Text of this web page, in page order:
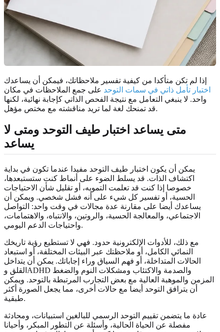
إذا لم تكن متأكدا من كيفية تفسير ملاحظاتك، فيمكن أن يساعدك
اختبار تأمل ذاتي في سمات التوحد على جمع الملاحظات في مكان
واحد. لا ينبغي التعامل مع نتيجة الفحص الذاتي كإجابة نهائية، لكنها
قد تمنحك لغة لما تريد مناقشته مع مختص مؤهل.
متى يساعد اختبار طيف التوحد ومتى لا
يساعد
يمكن أن يكون اختبار طيف التوحد مفيدا عندما تكون في بداية
اكتشاف الذات. قد يسلط الضوء على أنماط كنت ستستبعدها،
خصوصا إذا كنت قد تعلمت التمويه، أو تقليل شأن الاحتياجات
الحسية، أو تفسير كل شيء على أنه فشل شخصي. ويمكن أن
يساعدك أيضا على مقارنة عدة مجالات في وقت واحد: التواصل
الاجتماعي، والمعالجة الحسية، والروتين، والانتباه، والاهتمامات،
واحتياجات الدعم اليومي.
مع ذلك، للأدوات الإلكترونية حدود. فهي لا تستطيع رؤية تاريخك
النمائي الكامل، أو ملاحظتك عبر البيئات المختلفة، أو استبعاد
الحالات المتداخلة، أو فهم السياق وراء إجاباتك. يمكن أن يتداخل
القلق وADHD والصدمة والاكتئاب ومشكلات النوم والضغط
المزمن والموهبة العالية مع بعض التجارب المرتبطة بالتوحد. ويمكن
أن يترافق التوحد أيضا مع حالات أخرى، مما يجعل الصورة أكثر
طبقية.
عادة ما يتضمن تقييم التوحد الرسمي للبالغين استبيانات، ومحادثة
مفصلة عن الحياة الحالية، وأسئلة عن التطور المبكر، وأحيانا